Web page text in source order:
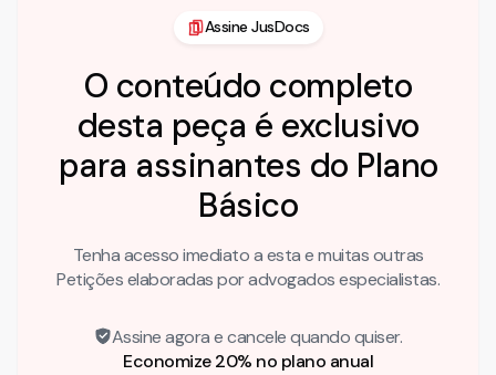
Assine JusDocs
O conteúdo completo
desta peça é exclusivo
para assinantes do Plano
Básico
Tenha acesso imediato a esta e muitas outras
Petições elaboradas por advogados especialistas.
Assine agora e cancele quando quiser.
Economize 20% no plano anual